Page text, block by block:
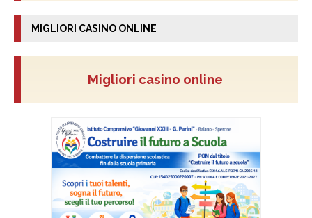
MIGLIORI CASINO ONLINE
Migliori casino online